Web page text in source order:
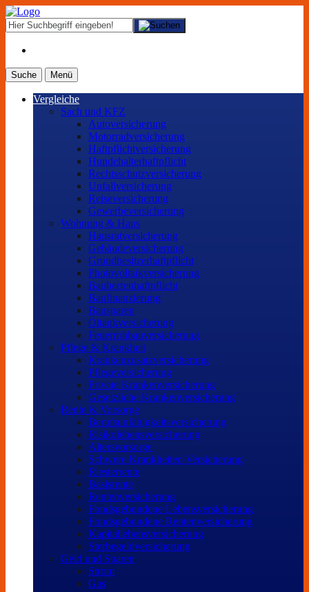
Suche Menü
Vergleiche
Sach und KFZ
Autoversicherung
Motorradversicherung
Haftpflichtversicherung
Hundehalterhaftpflicht
Rechtsschutzversicherung
Unfallversicherung
Reiseversicherung
Gewerbeversicherung
Wohnung & Haus
Hausratversicherung
Gebäudeversicherung
Grundbesitzerhaftpflicht
Photovoltaikversicherung
Bauherrenhaftpflicht
Baufinanzierung
Bausparen
Öltankversicherung
Feuerrohbauversicherung
Pflege & Krankheit
Krankenzusatzversicherung
Pflegeversicherung
Private Krankenversicherung
Gesetzliche Krankenversicherung
Rente & Vorsorge
Berufs­unfähigkeitsversicherung
Risikolebensversicherung
Altersvorsorge
Schwere Krankheiten Versicherung
Riesterrente
Basisrente
Rentenversicherung
Fondsgebundene Lebensversicherung
Fondsgebundene Rentenversicherung
Kapitallebensversicherung
Sterbegeldversicherung
Geld und Sparen
Strom
Gas